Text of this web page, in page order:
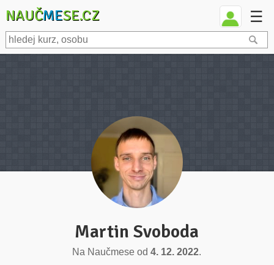
NAUČMESE.CZ ☰
Martin Svoboda
Na Naučmese od4. 12. 2022.